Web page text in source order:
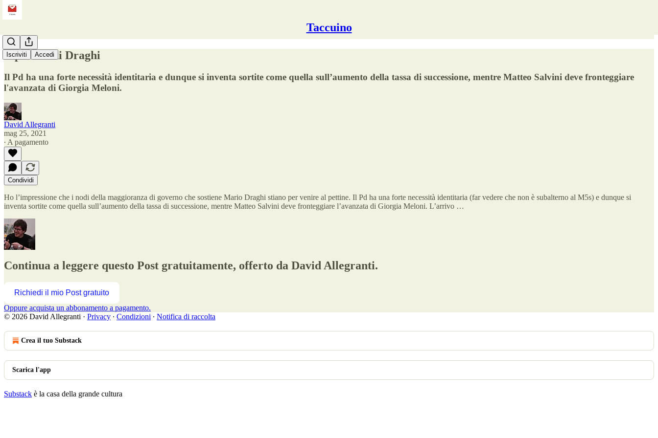
Taccuino
Iscriviti Accedi
Il pettine di Draghi
Il Pd ha una forte necessità identitaria e dunque si inventa sortite come quella sull’aumento della tassa di successione, mentre Matteo Salvini deve fronteggiare
l'avanzata di Giorgia Meloni.
David Allegranti
mag 25, 2021
∙ A pagamento
Condividi
Ho l’impressione che i nodi della maggioranza di governo che sostiene Mario Draghi stiano per venire al pettine. Il Pd ha una forte necessità identitaria (far vedere che non è subalterno al M5s) e dunque si
inventa sortite come quella sull’aumento della tassa di successione, mentre Matteo Salvini deve fronteggiare l’avanzata di Giorgia Meloni. L’arrivo …
Continua a leggere questo Post gratuitamente, offerto da David Allegranti.
Richiedi il mio Post gratuito
Oppure acquista un abbonamento a pagamento.
© 2026 David Allegranti · Privacy ∙ Condizioni ∙ Notifica di raccolta
Crea il tuo Substack
Scarica l'app
Substack è la casa della grande cultura